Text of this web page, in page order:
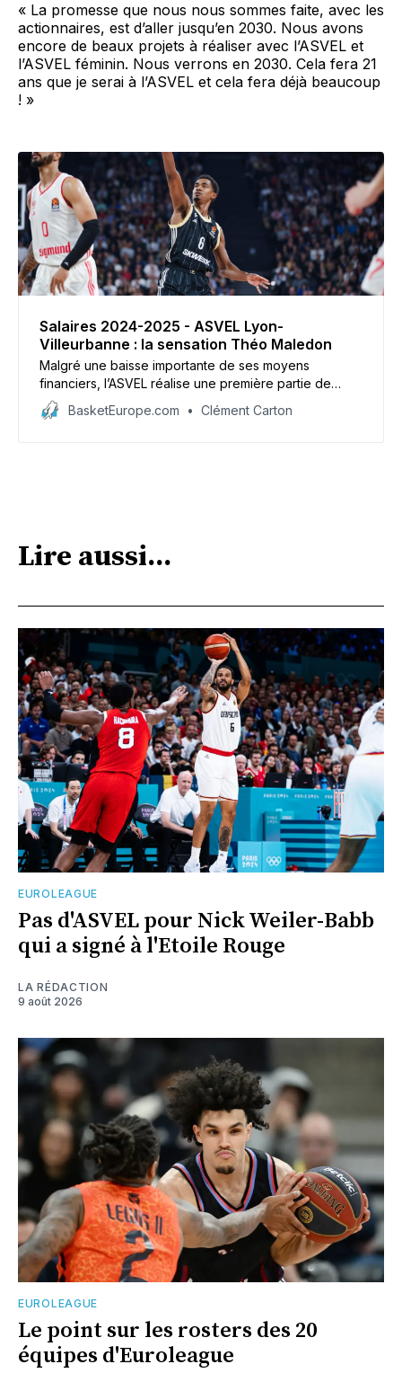
« La promesse que nous nous sommes faite, avec les
actionnaires, est d’aller jusqu’en 2030. Nous avons
encore de beaux projets à réaliser avec l’ASVEL et
l’ASVEL féminin. Nous verrons en 2030. Cela fera 21
ans que je serai à l’ASVEL et cela fera déjà beaucoup
! »
Salaires 2024-2025 - ASVEL Lyon-
Villeurbanne : la sensation Théo Maledon
Malgré une baisse importante de ses moyens
financiers, l’ASVEL réalise une première partie de
saison convaincante, à la fois en Betclic Elite et en
Euroleague. Elle le doit en partie à l’opportunité du
BasketEurope.com Clément Carton
Lire aussi...
EUROLEAGUE
Pas d'ASVEL pour Nick Weiler-Babb
qui a signé à l'Etoile Rouge
LA RÉDACTION
9 août 2026
EUROLEAGUE
Le point sur les rosters des 20
équipes d'Euroleague